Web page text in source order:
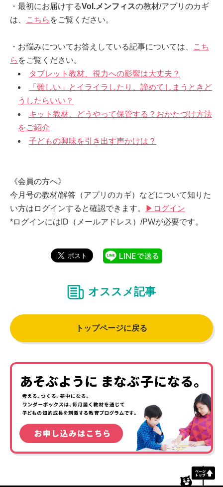
・最初にお届けするVol.メンフィスの教材/アプリのカギ
は、
こちら をご覧ください。
・お悩みについてお答えしている記事については、
こち
ら をご覧ください。
タブレット教材、視力への影響は大丈夫？
「難しい」とイライラしたり、諦めてしまうときど
うしたらいい？
キット教材、どうやって保管する？おかたづけ方法
をご紹介
子どもの興味を引き出す声かけは？
《会員の方へ》
今月号の教材/解答（アプリのカギ）などについて知りた
い方はログインすると確認できます。
▶︎ログイン
*ログインにはID（メールアドレス）/PWが必要です。
オススメ記事
トップページに戻る